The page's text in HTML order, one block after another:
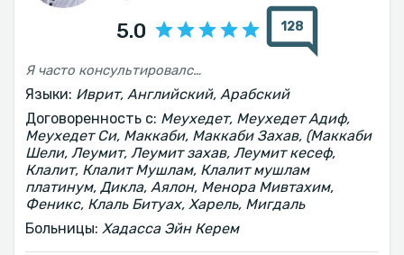
5.0 128
Я часто консультировался с доктором Махмудом Абу Газале в разное время по телефону... и он всегда отвечает... как правило, без ожидания.. и даёт мне ответ на мой вопрос, благодарю его
Языки: Иврит, Английский, Арабский
Договоренность с: Меухедет, Меухедет Адиф,
Меухедет Си, Маккаби, Маккаби Захав, (Маккаби
Шели, Леумит, Леумит захав, Леумит кесеф,
Клалит, Клалит Мушлам, Клалит мушлам
платинум, Дикла, Аялон, Менора Мивтахим,
Феникс, Клаль Битуах, Харель, Мигдаль
Больницы: Хадасса Эйн Керем